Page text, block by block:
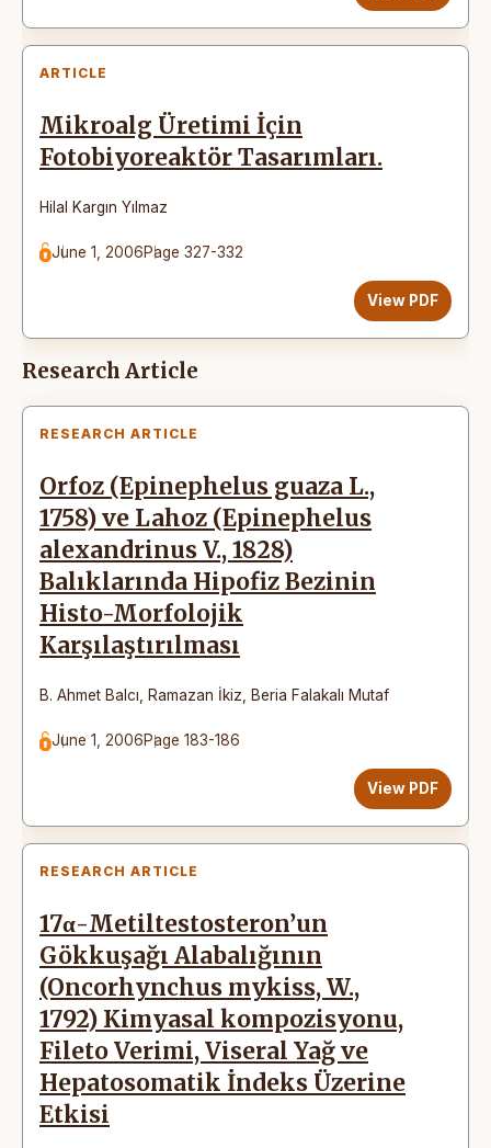
ARTICLE
Mikroalg Üretimi İçin
Fotobiyoreaktör Tasarımları.
Hilal Kargın Yılmaz
June 1, 2006Page 327-332
View PDF
Research Article
RESEARCH ARTICLE
Orfoz (Epinephelus guaza L.,
1758) ve Lahoz (Epinephelus
alexandrinus V., 1828)
Balıklarında Hipofiz Bezinin
Histo-Morfolojik
Karşılaştırılması
B. Ahmet Balcı Ramazan İkiz Beria Falakalı Mutaf
June 1, 2006Page 183-186
View PDF
RESEARCH ARTICLE
17α-Metiltestosteron’un
Gökkuşağı Alabalığının
(Oncorhynchus mykiss, W.,
1792) Kimyasal kompozisyonu,
Fileto Verimi, Viseral Yağ ve
Hepatosomatik İndeks Üzerine
Etkisi